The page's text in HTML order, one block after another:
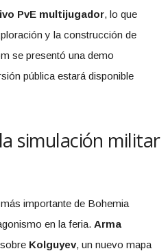
PvE multijugador, lo que
y la construcción de
se presentó una demo
pública estará disponible
simulación militar
importante de Bohemia
en la feria. Arma
Kolguyev, un nuevo mapa